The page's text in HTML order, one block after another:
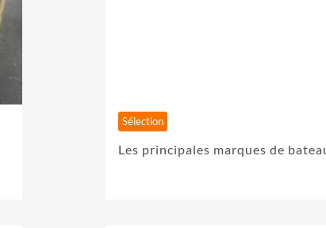
Sélection
Les principales marques de